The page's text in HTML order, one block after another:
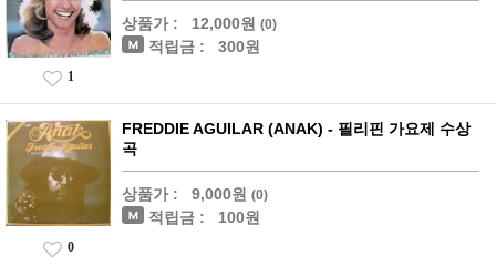
상품가 : 12,000원 (0)
적립금 : 300원
1
FREDDIE AGUILAR (ANAK) - 필리핀 가요제 수상
곡
상품가 : 9,000원 (0)
적립금 : 100원
0